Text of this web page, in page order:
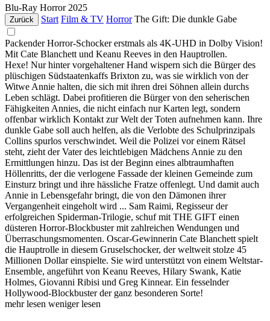
Blu-Ray Horror 2025
Zurück Start Film & TV Horror The Gift: Die dunkle Gabe
Packender Horror-Schocker erstmals als 4K-UHD in Dolby Vision!
Mit Cate Blanchett und Keanu Reeves in den Hauptrollen.
Hexe! Nur hinter vorgehaltener Hand wispern sich die Bürger des
plüschigen Südstaatenkaffs Brixton zu, was sie wirklich von der
Witwe Annie halten, die sich mit ihren drei Söhnen allein durchs
Leben schlägt. Dabei profitieren die Bürger von den seherischen
Fähigkeiten Annies, die nicht einfach nur Karten legt, sondern
offenbar wirklich Kontakt zur Welt der Toten aufnehmen kann. Ihre
dunkle Gabe soll auch helfen, als die Verlobte des Schulprinzipals
Collins spurlos verschwindet. Weil die Polizei vor einem Rätsel
steht, zieht der Vater des leichtlebigen Mädchens Annie zu den
Ermittlungen hinzu. Das ist der Beginn eines albtraumhaften
Höllenritts, der die verlogene Fassade der kleinen Gemeinde zum
Einsturz bringt und ihre hässliche Fratze offenlegt. Und damit auch
Annie in Lebensgefahr bringt, die von den Dämonen ihrer
Vergangenheit eingeholt wird ... Sam Raimi, Regisseur der
erfolgreichen Spiderman-Trilogie, schuf mit THE GIFT einen
düsteren Horror-Blockbuster mit zahlreichen Wendungen und
Überraschungsmomenten. Oscar-Gewinnerin Cate Blanchett spielt
die Hauptrolle in diesem Gruselschocker, der weltweit stolze 45
Millionen Dollar einspielte. Sie wird unterstützt von einem Weltstar-
Ensemble, angeführt von Keanu Reeves, Hilary Swank, Katie
Holmes, Giovanni Ribisi und Greg Kinnear. Ein fesselnder
Hollywood-Blockbuster der ganz besonderen Sorte!
mehr lesen weniger lesen